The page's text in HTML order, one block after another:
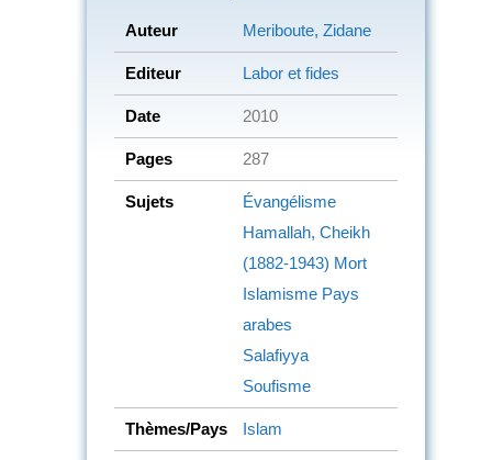
Auteur Meriboute, Zidane
Editeur Labor et fides
Date 2010
Pages 287
Sujets
Évangélisme
Hamallah, Cheikh
(1882-1943) Mort
Islamisme Pays
arabes
Salafiyya
Soufisme
Thèmes/Pays Islam